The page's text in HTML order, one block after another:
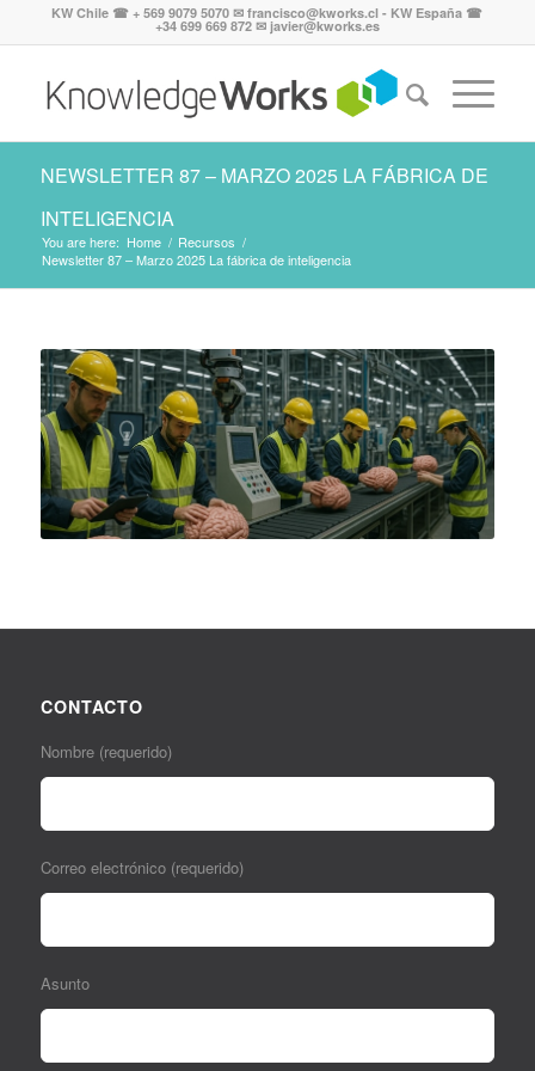
KW Chile ☎ + 569 9079 5070 ✉ francisco@kworks.cl - KW España ☎
+34 699 669 872 ✉ javier@kworks.es
NEWSLETTER 87 – MARZO 2025 LA FÁBRICA DE
INTELIGENCIA
You are here: Home / Recursos /
Newsletter 87 – Marzo 2025 La fábrica de inteligencia
CONTACTO
Nombre (requerido)
Correo electrónico (requerido)
Asunto